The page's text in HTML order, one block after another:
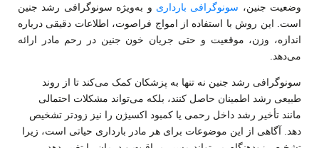
وضعیت جنین، سونوگرافی بارداری و به‌ویژه سونوگرافی رشد جنین
است. این روش با استفاده از امواج فراصوت، اطلاعات دقیقی درباره
اندازه، وزن، موقعیت و حتی جریان خون جنین در رحم مادر ارائه
می‌دهد.
سونوگرافی رشد جنین نه تنها به پزشکان کمک می‌کند تا از روند
طبیعی رشد اطمینان حاصل کنند، بلکه می‌تواند مشکلات احتمالی
مانند تأخیر رشد داخل رحمی یا کمبود اکسیژن را نیز زودتر تشخیص
دهد. آگاهی از این موضوعات برای هر مادر بارداری حیاتی است، زیرا